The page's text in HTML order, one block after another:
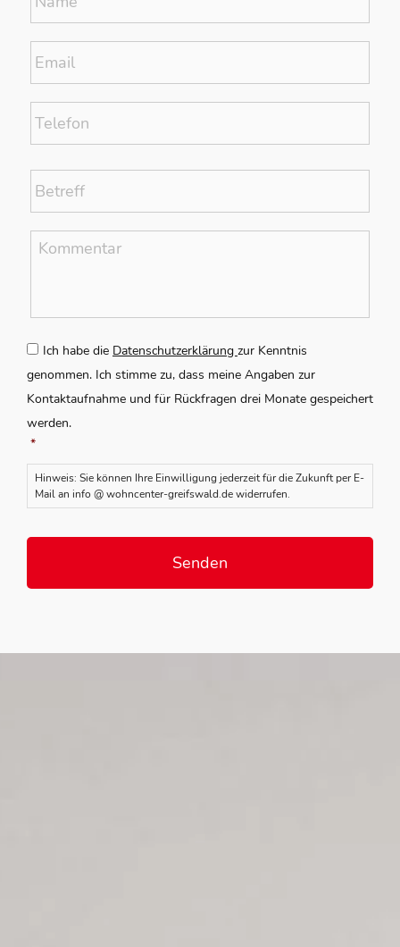
Email *
Telefon
Betreff *
Kommentar *
Zustimmung *
Ich habe die Datenschutzerklärung zur Kenntnis
genommen. Ich stimme zu, dass meine Angaben zur
Kontaktaufnahme und für Rückfragen drei Monate gespeichert
werden.
*
Hinweis: Sie können Ihre Einwilligung jederzeit für die Zukunft per E-
Mail an info @ wohncenter-greifswald.de widerrufen.